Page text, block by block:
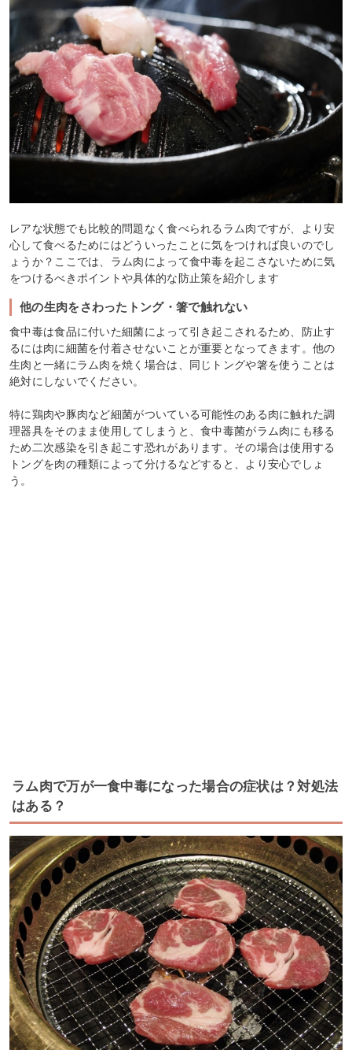
レアな状態でも比較的問題なく食べられるラム肉ですが、より安
心して食べるためにはどういったことに気をつければ良いのでし
ょうか？ここでは、ラム肉によって食中毒を起こさないために気
をつけるべきポイントや具体的な防止策を紹介します
他の生肉をさわったトング・箸で触れない
食中毒は食品に付いた細菌によって引き起こされるため、防止す
るには肉に細菌を付着させないことが重要となってきます。他の
生肉と一緒にラム肉を焼く場合は、同じトングや箸を使うことは
絶対にしないでください。
特に鶏肉や豚肉など細菌がついている可能性のある肉に触れた調
理器具をそのまま使用してしまうと、食中毒菌がラム肉にも移る
ため二次感染を引き起こす恐れがあります。その場合は使用する
トングを肉の種類によって分けるなどすると、より安心でしょ
う。
ラム肉で万が一食中毒になった場合の症状は？対処法
はある？